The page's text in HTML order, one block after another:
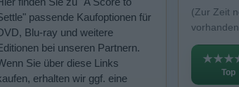
passende Kaufoptionen für
Blu-ray und weitere
bei unseren Partnern.
Sie über diese Links
erhalten wir ggf. eine
(Zur Zeit
Top